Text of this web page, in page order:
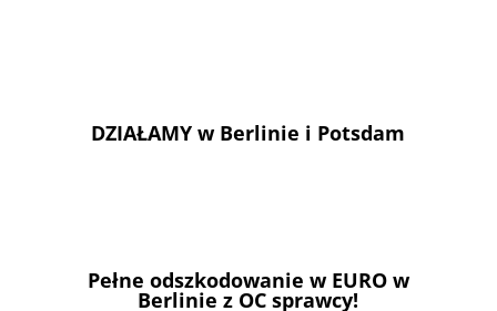
DZIAŁAMY w Berlinie i Potsdam
Pełne odszkodowanie w EURO w
Berlinie z OC sprawcy!